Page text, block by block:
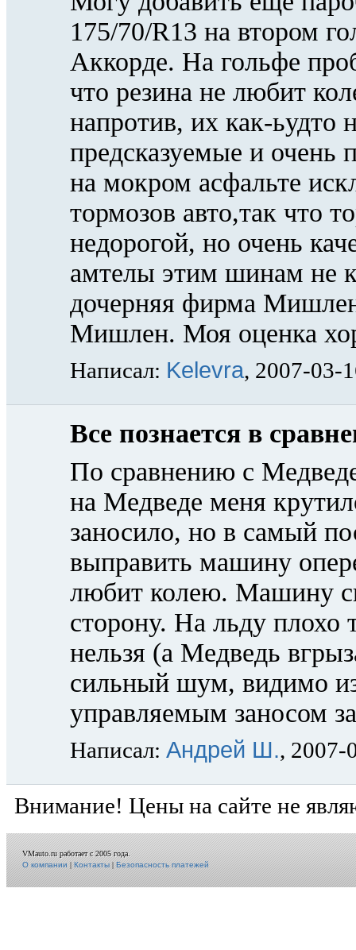
175/70/R13 на втором
Аккорде. На гольфе
что резина не любит
напротив, их как-ьудто
предсказуемые и очень
на мокром асфальте
тормозов авто,так что
недорогой, но очень
амтелы этим шинам не
дочерняя фирма
Мишлен. Моя оценка
Написал: Kelevra, 2007-03-
Все познается в
По сравнению с
на Медведе меня
заносило, но в самый
выправить машину
любит колею. Машину
сторону. На льду плохо
нельзя (а Медведь
сильный шум, видимо
управляемым заносом
Написал: Андрей Ш., 2007-
Внимание! Цены на сайте не
VMauto.ru работает с 2005 года.
О компании|Контакты|Безопасность платежей